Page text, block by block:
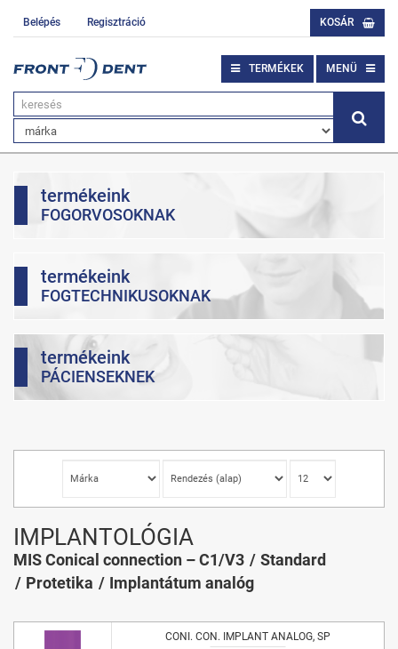
Belépés Regisztráció KOSÁR
TERMÉKEK MENÜ
termékeink
FOGORVOSOKNAK
termékeink
FOGTECHNIKUSOKNAK
termékeink
PÁCIENSEKNEK
IMPLANTOLÓGIA
MIS Conical connection – C1/V3
Standard
Protetika
Implantátum analóg
CONI. CON. IMPLANT ANALOG, SP